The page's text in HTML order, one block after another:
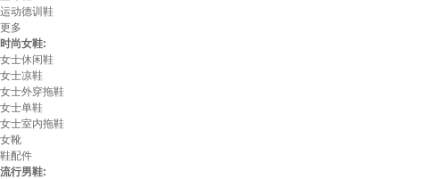
运动德训鞋
更多
时尚女鞋:
女士休闲鞋
女士凉鞋
女士外穿拖鞋
女士单鞋
女士室内拖鞋
女靴
鞋配件
流行男鞋: